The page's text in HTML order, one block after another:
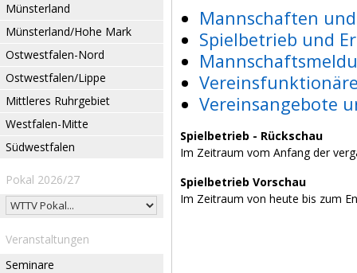
Münsterland
Münsterland/Hohe Mark
Ostwestfalen-Nord
Ostwestfalen/Lippe
Mittleres Ruhrgebiet
Westfalen-Mitte
Südwestfalen
Pokal 2026/27
Veranstaltungen
Seminare
Mannschaften
Spielbetrieb und
Vereinsangebote
Spielbetrieb - Rückschau
Im Zeitraum vom Anfang der
Spielbetrieb Vorschau
Im Zeitraum von heute bis zum